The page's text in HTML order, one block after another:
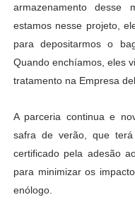
armazenamento desse
estamos nesse projeto,
para depositarmos o
Quando enchíamos, eles
tratamento na Empresa
A parceria continua e
safra de verão, que
certificado pela adesão
para minimizar os
enólogo.